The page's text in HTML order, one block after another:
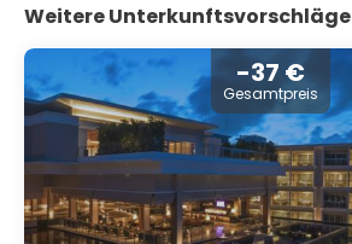
Weitere Unterkunftsvorschläge
-37 €
Gesamtpreis